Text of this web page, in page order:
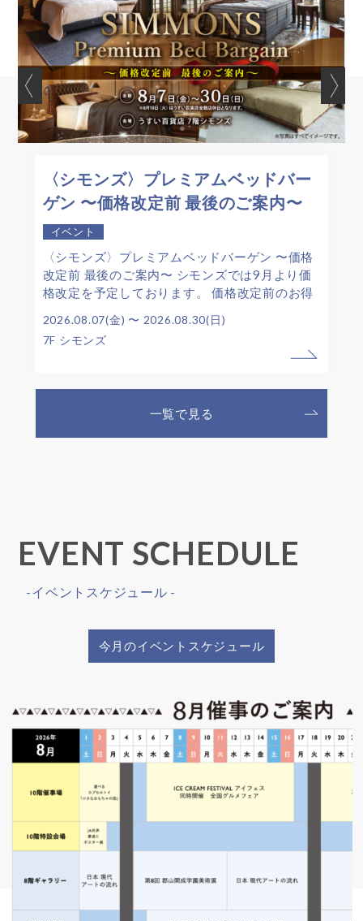
〈シモンズ〉プレミアムベッドバー
ゲン 〜価格改定前 最後のご案内〜
イベント
〈シモンズ〉プレミアムベッドバーゲン 〜価格
改定前 最後のご案内〜 シモンズでは9月より価
格改定を予定しております。 価格改定前のお得
ゲン」を開催いたします。 人気のカタログ商品
[…]
2026.08.07(金) 〜 2026.08.30(日)
7F シモンズ
一覧で 見る
EVENT SCHEDULE
-イベントスケジュール -
今月のイベントスケジュール